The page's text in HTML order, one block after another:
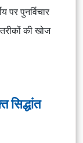
पर पुनर्विचार
की खोज
सिद्धांत